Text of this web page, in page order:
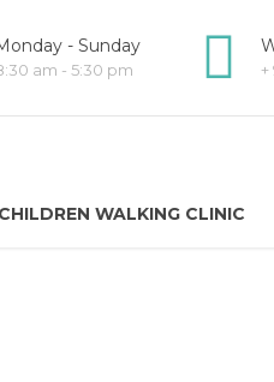
- Sunday
am - 5:30 pm +
CHILDREN WALKING CLINIC